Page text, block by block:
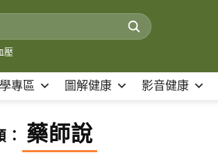
壓
專區 圖解健康 影音健康
藥師說